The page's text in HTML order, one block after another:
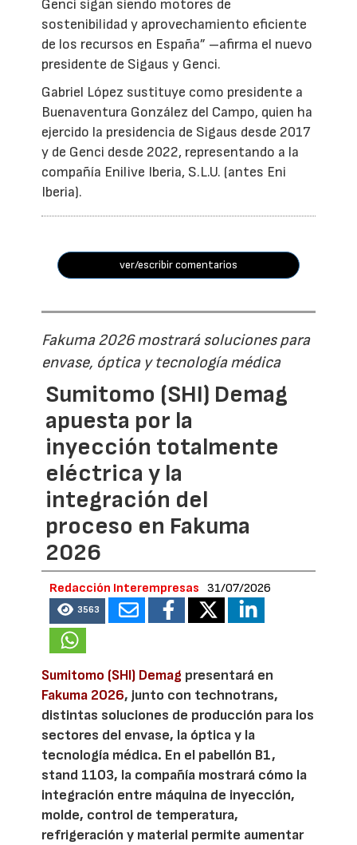
Genci sigan siendo motores de
sostenibilidad y aprovechamiento eficiente
de los recursos en España” –afirma el nuevo
presidente de Sigaus y Genci.
Gabriel López sustituye como presidente a
Buenaventura González del Campo, quien ha
ejercido la presidencia de Sigaus desde 2017
y de Genci desde 2022, representando a la
compañía Enilive Iberia, S.L.U. (antes Eni
Iberia).
ver/escribir comentarios
Fakuma 2026 mostrará soluciones para
envase, óptica y tecnología médica
Sumitomo (SHI) Demag
apuesta por la
inyección totalmente
eléctrica y la
integración del
proceso en Fakuma
2026
Redacción Interempresas 31/07/2026
3563
Sumitomo (SHI) Demag presentará en
Fakuma 2026, junto con technotrans,
distintas soluciones de producción para los
sectores del envase, la óptica y la
tecnología médica. En el pabellón B1,
stand 1103, la compañía mostrará cómo la
integración entre máquina de inyección,
molde, control de temperatura,
refrigeración y material permite aumentar